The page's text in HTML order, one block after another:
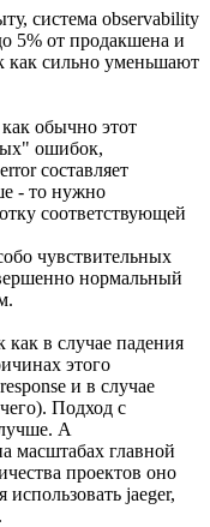
система observability
5% от продакшена и
как сильно уменьшают
обычно этот
ошибок,
составляет
- то нужно
соответствующей
чувствительных
нормальный
в случае падения
этого
и в случае
Подход с
А
масштабах главной
проектов оно
использовать jaeger,